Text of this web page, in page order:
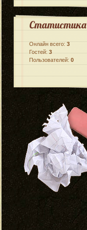
Статистика
Онлайн всего: 3
Гостей: 3
Пользователей: 0